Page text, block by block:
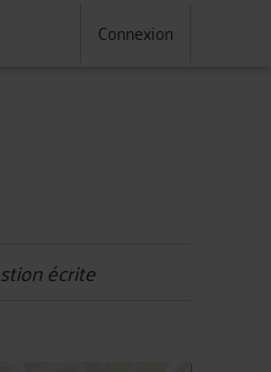
Connexion
écrite